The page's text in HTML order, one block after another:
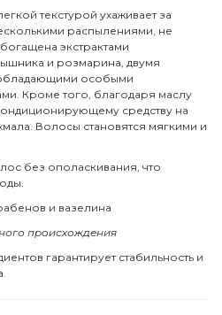
текстурой ухаживает за
распылениями, не
экстрактами
и розмарина, двумя
особыми
Кроме того, благодаря маслу
средству на
Волосы становятся мягкими и
без ополаскивания, что
и вазелина
происхождения
гарантирует стабильность и